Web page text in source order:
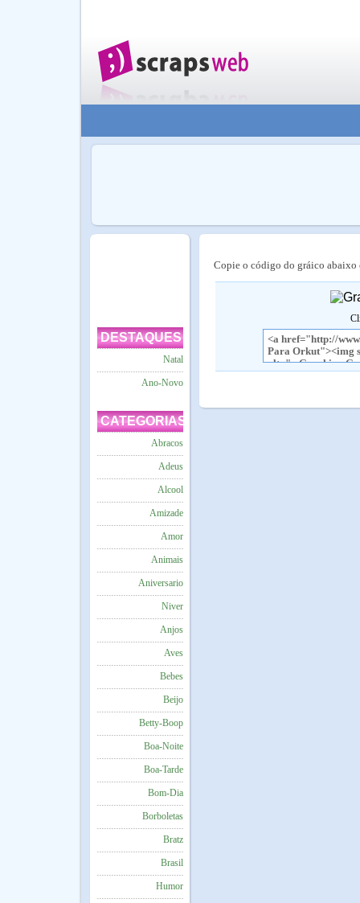
DESTAQUES
Natal
Ano-Novo
CATEGORIAS
Abracos
Adeus
Alcool
Amizade
Amor
Animais
Aniversario
Niver
Anjos
Aves
Bebes
Beijo
Betty-Boop
Boa-Noite
Boa-Tarde
Bom-Dia
Borboletas
Bratz
Brasil
Humor
Copie o código do gráico abaixo